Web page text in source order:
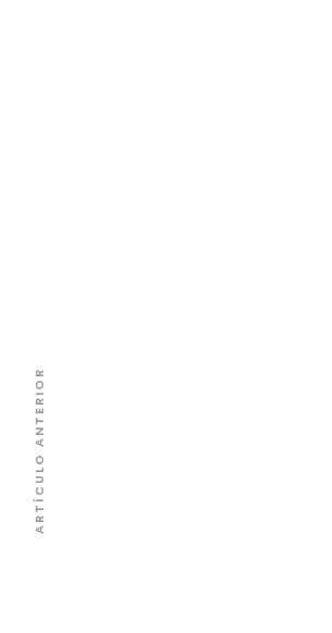
ARTÍCULO ANTERIOR